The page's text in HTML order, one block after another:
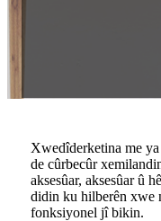
Xwedîderketina me
de cûrbecûr
aksesûar, aksesûar û
didin ku hilberên xwe
fonksiyonel jî bikin.